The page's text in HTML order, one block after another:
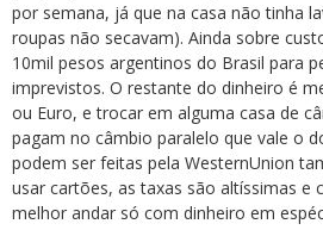
por semana, já que na casa não tinha
roupas não secavam). Ainda sobre
10mil pesos argentinos do Brasil para
imprevistos. O restante do dinheiro é
ou Euro, e trocar em alguma casa de
pagam no câmbio paralelo que vale o
podem ser feitas pela WesternUnion
usar cartões, as taxas são altíssimas e
melhor andar só com dinheiro em